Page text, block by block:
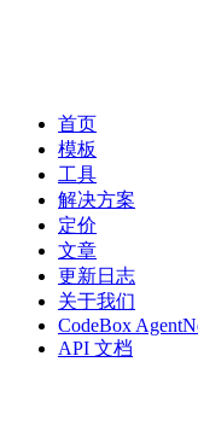
首页
模板
工具
解决方案
定价
文章
更新日志
关于我们
CodeBox Agent
API 文档